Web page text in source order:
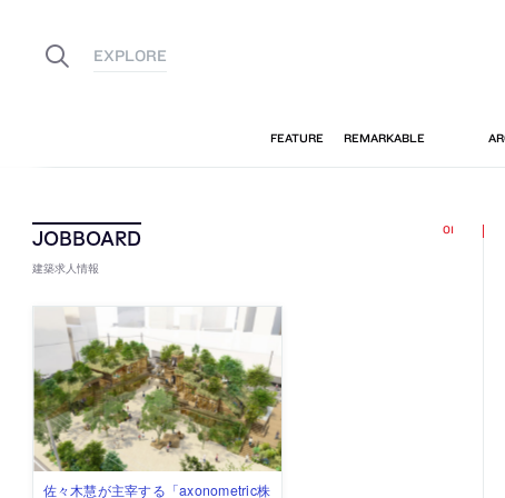
建築求人情報
佐々木慧が主宰する「axonometric株
古民家を軸に全国で“価値循環の仕組
リノベる株式会社が、設計パートナ
社会への影響力のある建築を手掛
代官山を拠点に活動する「梅澤竜也 /